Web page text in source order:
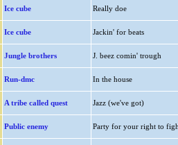
Ice cube Really doe
Ice cube Jackin' for beats
Jungle brothers J. beez comin' trough
Run-dmc In the house
A tribe called quest Jazz (we've got)
Public enemy Party for your right to